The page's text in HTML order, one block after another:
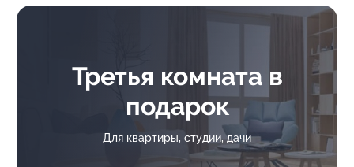
Третья комната в
подарок
Для квартиры, студии, дачи